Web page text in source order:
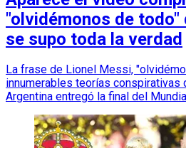
"olvidémonos de todo"
se supo toda la verdad
La frase de Lionel Messi,
innumerables teorías conspirativas
Argentina entregó la final del